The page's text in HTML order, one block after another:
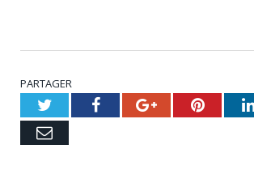
PARTAGER
TwitterFacebookGoogle+
Email